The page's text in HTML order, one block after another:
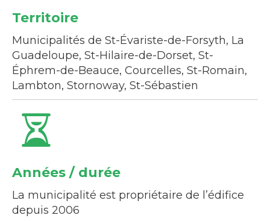
Territoire
Municipalités de St-Évariste-de-Forsyth, La
Guadeloupe, St-Hilaire-de-Dorset, St-
Éphrem-de-Beauce, Courcelles, St-Romain,
Lambton, Stornoway, St-Sébastien
Années / durée
La municipalité est propriétaire de l’édifice
depuis 2006